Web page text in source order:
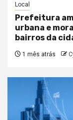
Local
Prefeitura
urbana e
bairros da
1 mês atrás